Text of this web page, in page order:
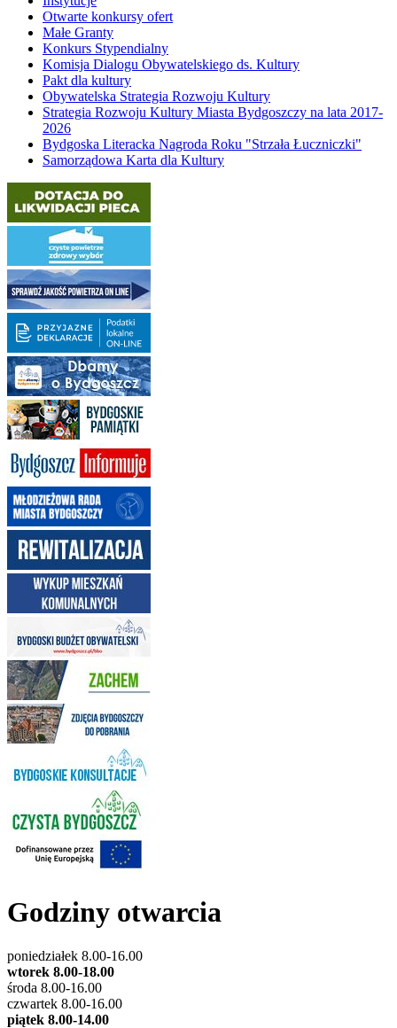
Otwarte konkursy ofert
Małe Granty
Konkurs Stypendialny
Komisja Dialogu Obywatelskiego ds. Kultury
Pakt dla kultury
Obywatelska Strategia Rozwoju Kultury
Strategia Rozwoju Kultury Miasta Bydgoszczy na lata 2017-
2026
Bydgoska Literacka Nagroda Roku "Strzała Łuczniczki"
Samorządowa Karta dla Kultury
Godziny otwarcia
poniedziałek 8.00-16.00
wtorek 8.00-18.00
środa 8.00-16.00
czwartek 8.00-16.00
piątek 8.00-14.00